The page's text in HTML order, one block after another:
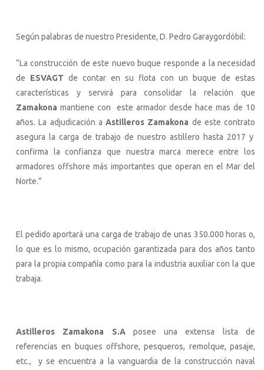
Según palabras de nuestro Presidente, D. Pedro Garaygordóbil:
“La construcción de este nuevo buque responde a la necesidad
de ESVAGT de contar en su flota con un buque de estas
características y servirá para consolidar la relación que
Zamakona mantiene con este armador desde hace mas de 10
años. La adjudicación a Astilleros Zamakona de este contrato
asegura la carga de trabajo de nuestro astillero hasta 2017 y
confirma la confianza que nuestra marca merece entre los
armadores offshore más importantes que operan en el Mar del
Norte.”
El pedido aportará una carga de trabajo de unas 350.000 horas o,
lo que es lo mismo, ocupación garantizada para dos años tanto
para la propia compañía como para la industria auxiliar con la que
trabaja.
Astilleros Zamakona S.Aposee una extensa lista de
referencias en buques offshore, pesqueros, remolque, pasaje,
etc., y se encuentra a la vanguardia de la construcción naval